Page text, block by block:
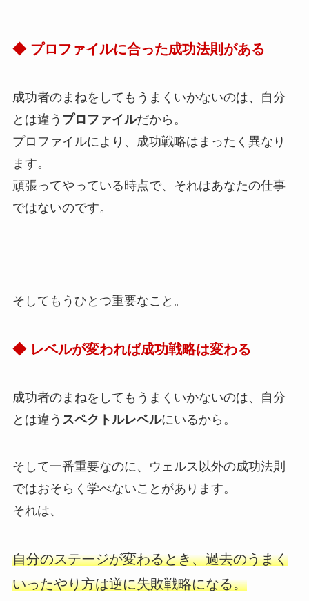
◆ プロファイルに合った成功法則がある
成功者のまねをしてもうまくいかないのは、自分
とは違う プロファイルだから。
プロファイルにより、成功戦略はまったく異なり
ます。
頑張ってやっている時点で、それはあなたの仕事
ではないのです。
そしてもうひとつ重要なこと。
◆ レベルが変われば成功戦略は変わる
成功者のまねをしてもうまくいかないのは、自分
とは違う スペクトルレベルにいるから。
そして一番重要なのに、ウェルス以外の成功法則
ではおそらく学べないことがあります。
それは、
自分のステージが変わるとき、過去のうまく
いったやり方は逆に失敗戦略になる。